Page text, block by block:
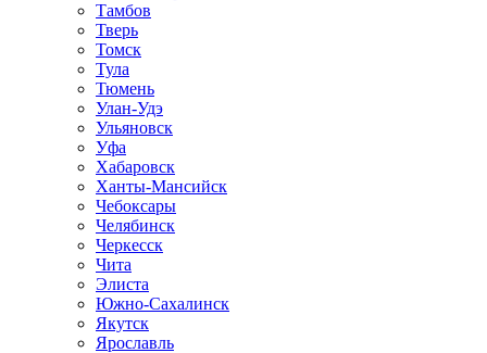
Тамбов
Тверь
Томск
Тула
Тюмень
Улан-Удэ
Ульяновск
Уфа
Хабаровск
Ханты-Мансийск
Чебоксары
Челябинск
Черкесск
Чита
Элиста
Южно-Сахалинск
Якутск
Ярославль